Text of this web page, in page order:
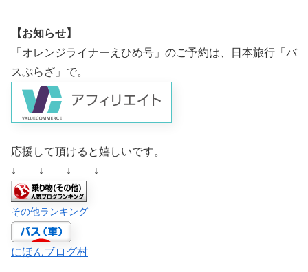
【お知らせ】
「オレンジライナーえひめ号」のご予約は、日本旅行「バ
スぷらざ」で。
応援して頂けると嬉しいです。
↓ ↓ ↓ ↓
その他ランキング
にほんブログ村